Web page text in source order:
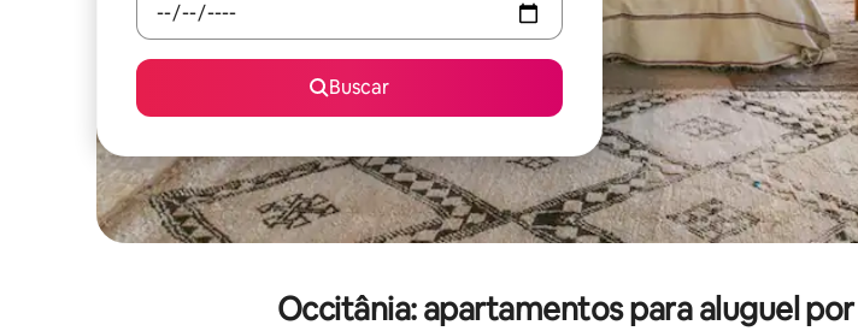
Buscar
Occitânia: apartamentos para aluguel